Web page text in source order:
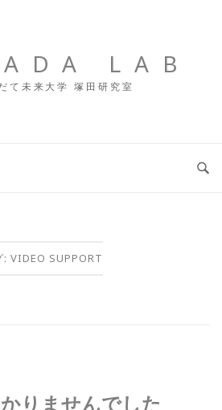
LAB
て未来大学 塚田研究室
: VIDEO SUPPORT
りませんでした